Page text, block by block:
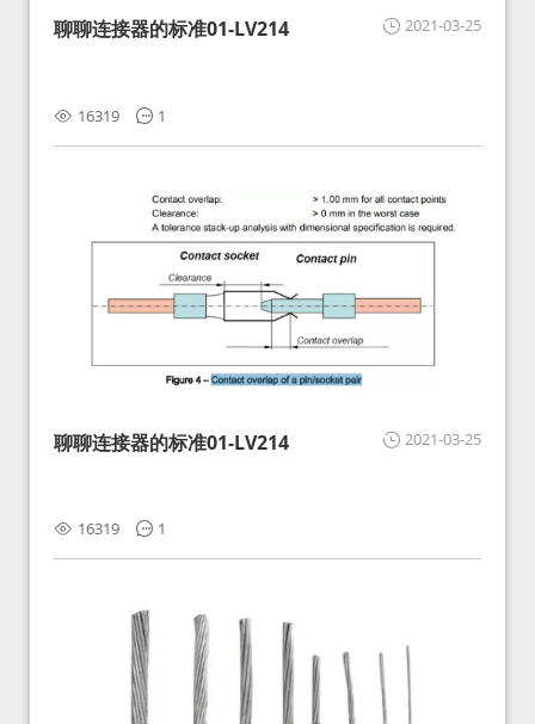
2021-03-25
聊聊连接器的标准01-LV214
16319 1
2021-03-25
聊聊连接器的标准01-LV214
16319 1